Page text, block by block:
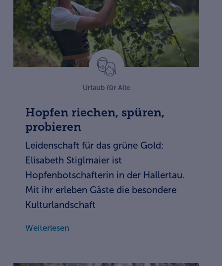
Urlaub für Alle
Hopfen riechen, spüren,
probieren
Leidenschaft für das grüne Gold:
Elisabeth Stiglmaier ist
Hopfenbotschafterin in der Hallertau.
Mit ihr erleben Gäste die besondere
Kulturlandschaft
Weiterlesen